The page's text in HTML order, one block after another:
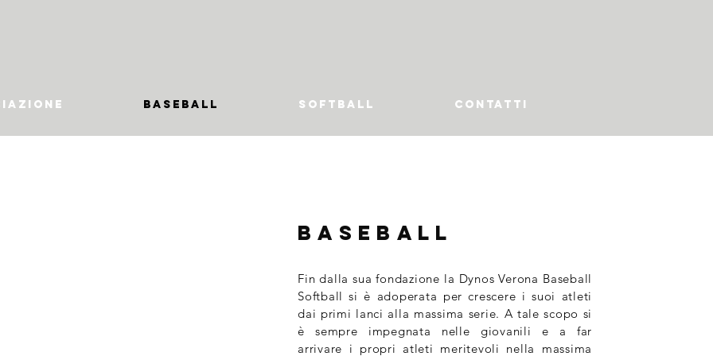
BASEBALL SOFTBALL CONTATTI
Baseball
Fin dalla sua fondazione la Dynos Verona Baseball
Softball si è adoperata per crescere i suoi atleti
dai primi lanci alla massima serie. A tale scopo si
è sempre impegnata nelle giovanili e a far
arrivare i propri atleti meritevoli nella massima